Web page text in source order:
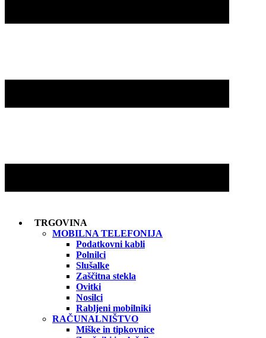
TRGOVINA
MOBILNA TELEFONIJA
Podatkovni kabli
Polnilci
Slušalke
Zaščitna stekla
Ovitki
Nosilci
Rabljeni mobilniki
RAČUNALNIŠTVO
Miške in tipkovnice